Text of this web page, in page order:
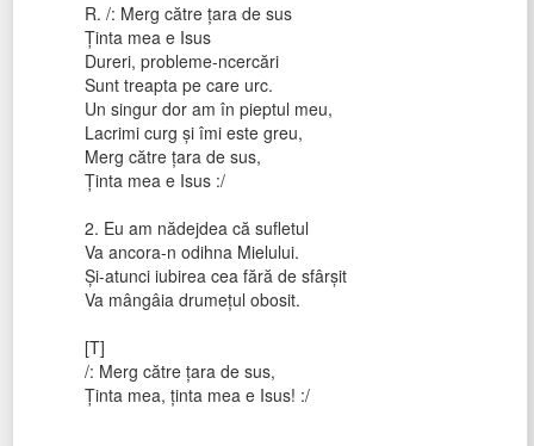
R. /: Merg către țara de sus
Ținta mea e Isus
Dureri, probleme-ncercări
Sunt treapta pe care urc.
Un singur dor am în pieptul meu,
Lacrimi curg și îmi este greu,
Merg către țara de sus,
Ținta mea e Isus :/
2. Eu am nădejdea că sufletul
Va ancora-n odihna Mielului.
Și-atunci iubirea cea fără de sfârșit
Va mângâia drumețul obosit.
[T]
/: Merg către țara de sus,
Ținta mea, ținta mea e Isus! :/